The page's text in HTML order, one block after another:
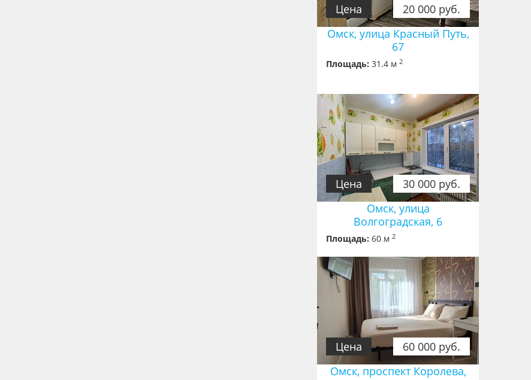
20 000 руб.
Цена
Омск, улица Красный Путь,
67
Площадь: 31.4 м 2
30 000 руб.
Цена
Омск, улица
Волгоградская, 6
Площадь: 60 м 2
60 000 руб.
Цена
Омск, проспект Королева,